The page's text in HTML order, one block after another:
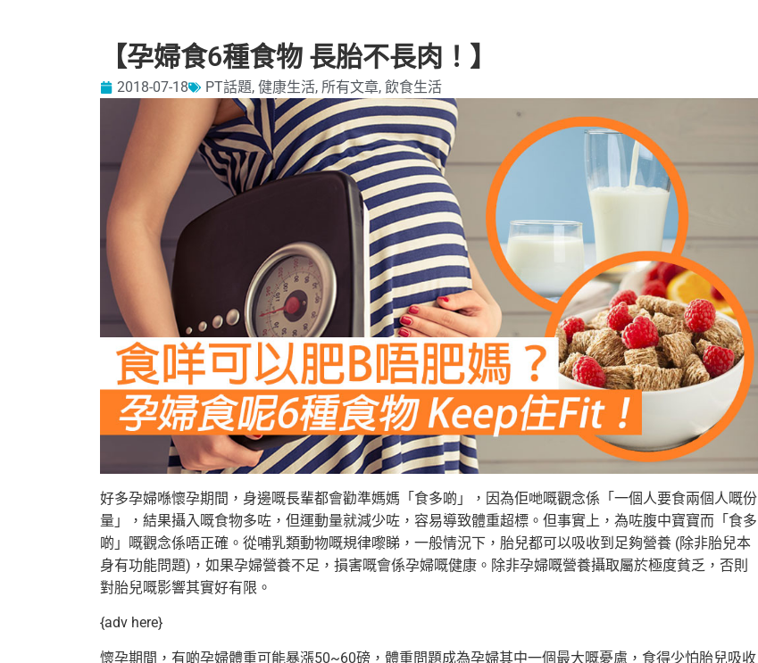
【孕婦食6種食物 長胎不長肉！】
2018-07-18 PT話題, 健康生活, 所有文章, 飲食生活
好多孕婦喺懷孕期間，身邊嘅長輩都會勸準媽媽「食多啲」，因為佢哋嘅觀念係「一個人要食兩個人嘅份
量」，結果攝入嘅食物多咗，但運動量就減少咗， 容易導致體重超標。但事實上，為咗腹中寶寶而「食多
啲」嘅觀念係唔正確。從哺乳類動物嘅規律嚟睇，一般情況下，胎兒都可以吸收到足夠營養 (除非胎兒本
身有功能問題)， 如果孕婦營養不足，損害嘅會係孕婦嘅健康。除非孕婦嘅營養攝取屬於極度貧乏，否則
對胎兒嘅影響其實好有限。
{adv here}
懷孕期間，有啲孕婦體重可能暴漲50~60磅，體重問題成為孕婦其中一個最大嘅憂慮，食得少怕胎兒吸收